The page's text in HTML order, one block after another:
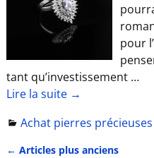
pour
tant qu’investissement …
Lire la suite →
Achat pierres précieuses
← Articles plus anciens